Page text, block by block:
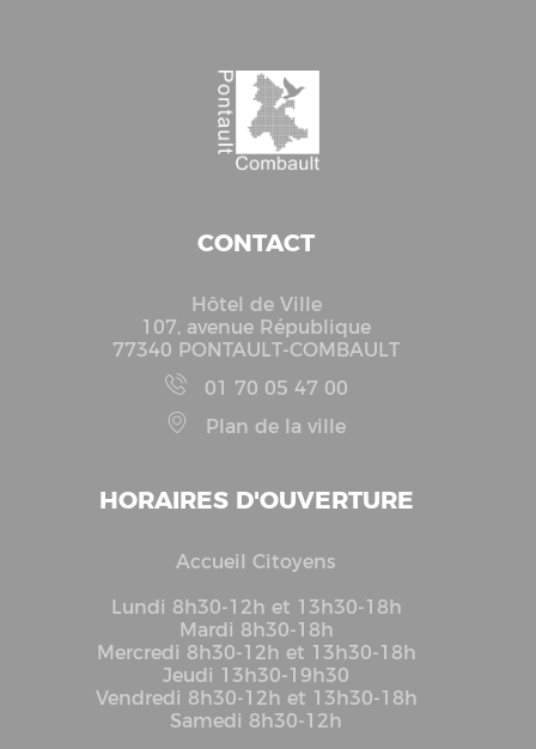
CONTACT
Hôtel de Ville
107, avenue République
77340 PONTAULT-COMBAULT
01 70 05 47 00
Plan de la ville
HORAIRES D'OUVERTURE
Accueil Citoyens
Lundi 8h30-12h et 13h30-18h
Mardi 8h30-18h
Mercredi 8h30-12h et 13h30-18h
Jeudi 13h30-19h30
Vendredi 8h30-12h et 13h30-18h
Samedi 8h30-12h